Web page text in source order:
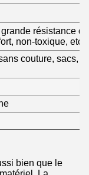
résistance
non-toxique, etc.
couture, sacs,
bien que le